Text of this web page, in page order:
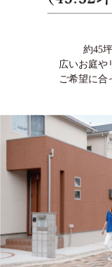
約45
広いお庭や
ご希望に合